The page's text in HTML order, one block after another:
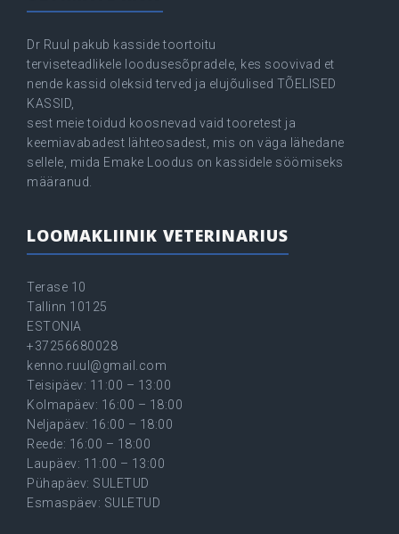
Dr Ruul pakub kasside toortoitu
terviseteadlikele loodusesõpradele, kes soovivad et
nende kassid oleksid terved ja elujõulised TÕELISED
KASSID,
sest meie toidud koosnevad vaid tooretest ja
keemiavabadest lähteosadest, mis on väga lähedane
sellele, mida Emake Loodus on kassidele söömiseks
määranud.
LOOMAKLIINIK VETERINARIUS
Terase 10
Tallinn 10125
ESTONIA
+37256680028
kenno.ruul@gmail.com
Teisipäev: 11:00 – 13:00
Kolmapäev: 16:00 – 18:00
Neljapäev: 16:00 – 18:00
Reede: 16:00 – 18:00
Laupäev: 11:00 – 13:00
Pühapäev: SULETUD
Esmaspäev: SULETUD